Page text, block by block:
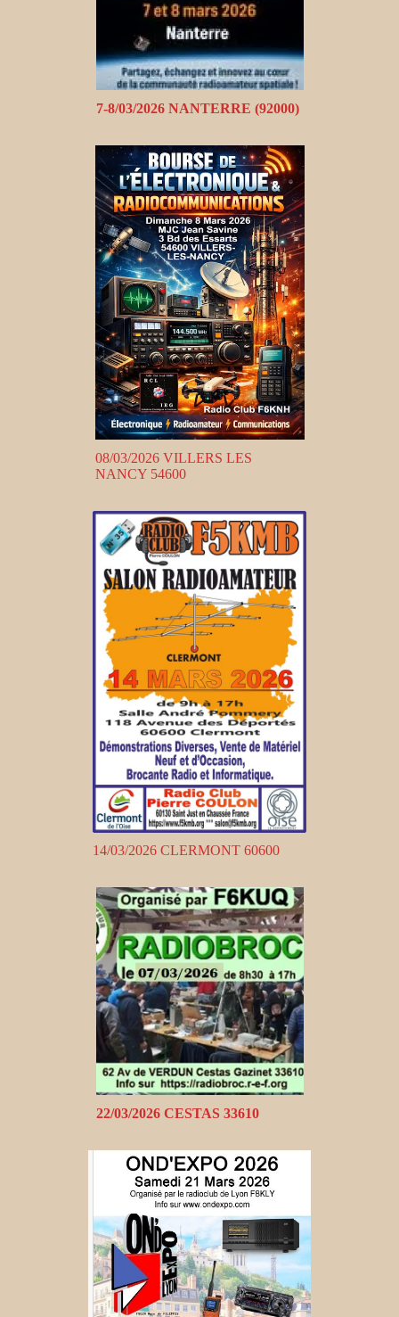
7-8/03/2026 NANTERRE (92000)
08/03/2026 VILLERS LES
NANCY 54600
14/03/2026 CLERMONT 60600
22/03/2026 CESTAS 33610